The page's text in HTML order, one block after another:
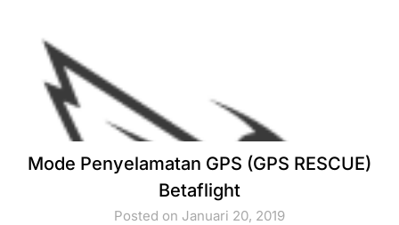
Mode Penyelamatan GPS (GPS RESCUE)
Betaflight
Posted on Januari 20, 2019